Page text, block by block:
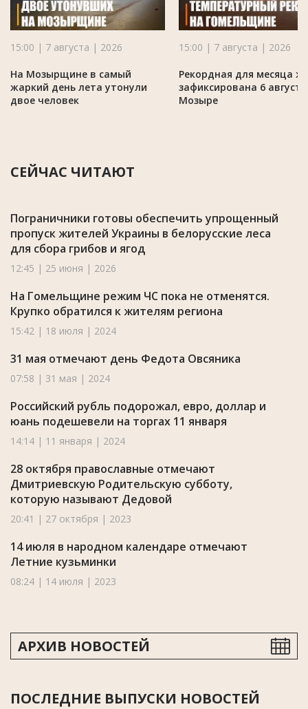
15:00 | 7 августа | 2026
На Мозырщине в самый
жаркий день лета утонули
двое человек
15:00 | 7 августа | 2026
Рекордная для месяца
зафиксирована 6
Мозыре
СЕЙЧАС ЧИТАЮТ
Пограничники готовы обеспечить упрощенный
пропуск жителей Украины в белорусские леса
для сбора грибов и ягод
12:45 | 25 июня | 2026
На Гомельщине режим ЧС пока не отменятся.
Крупко обратился к жителям региона
15:42 | 18 июля | 2024
31 мая отмечают день Федота Овсяника
07:58 | 31 мая | 2024
Российский рубль подорожал, евро, доллар и
юань подешевели на торгах 11 января
14:14 | 11 января | 2024
28 октября православные отмечают
Дмитриевскую Родительскую субботу,
которую называют Дедовой
20:41 | 27 октября | 2023
14 июля в народном календаре отмечают
Летние кузьминки
08:24 | 14 июля | 2023
АРХИВ НОВОСТЕЙ
ПОСЛЕДНИЕ ВЫПУСКИ НОВОСТЕЙ